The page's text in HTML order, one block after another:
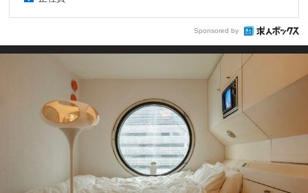
Sponsored by